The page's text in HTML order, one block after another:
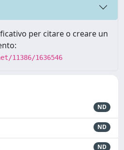
per citare o creare un
11386/1636546
ND
ND
ND